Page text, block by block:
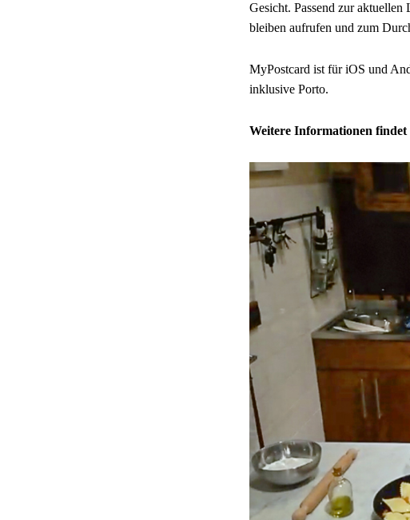
Gesicht. Passend zur aktuellen
bleiben aufrufen und zum
MyPostcard ist für iOS und
inklusive Porto.
Weitere Informationen findet